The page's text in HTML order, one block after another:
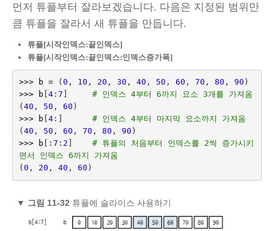
먼저 튜플부터 잘라보겠습니다. 다음은 지정된 범위만
큼 튜플을 잘라서 새 튜플을 만듭니다.
튜플[시작인덱스:끝인덱스]
튜플[시작인덱스:끝인덱스:인덱스증가폭]
>>> b = ( 0 , 10 , 20 , 30 , 40 , 50 , 60 , 70 , 80 , 90 )
>>>
b 4: 7
# 인덱스 4부터 6까지 요소 3개를 가져옴
( 40 , 50 , 60 )
>>>
b 4:]
# 인덱스 4부터 마지막 요소까지 가져옴
( 40 , 50 , 60 , 70 , 80 , 90 )
>>>
b [: 7 : 2
# 튜플의 처음부터 인덱스를 2씩 증가시키
면서 인덱스 6까지 가져옴
( 0 , 20 , 40 , 60 )
▼ 그림 11-32튜플에 슬라이스 사용하기